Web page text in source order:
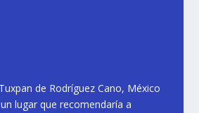
de Rodríguez Cano, México
lugar que recomendaría a